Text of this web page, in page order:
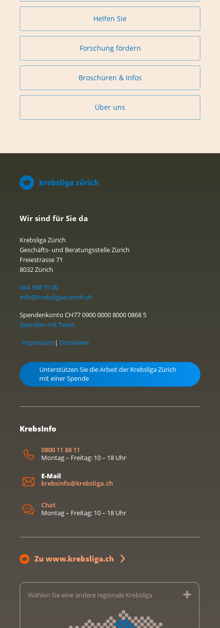
Helfen Sie
Forschung fördern
Broschüren & Infos
Über uns
Wir sind für Sie da
Krebsliga Zürich
Geschäfts- und Beratungsstelle Zürich
Freiestrasse 71
8032 Zürich
044 388 55 00
info@krebsligazuerich.ch
Spendenkonto CH77 0900 0000 8000 0868 5
Spenden mit Twint
Impressum | Disclaimer
Unterstützen Sie die Arbeit der Krebsliga Zürich
mit einer Spende
KrebsInfo
0800 11 88 11
Montag – Freitag: 10 – 18 Uhr
E-Mail
krebsinfo@krebsliga.ch
Chat
Montag – Freitag: 10 – 18 Uhr
Zu www.krebsliga.ch
Wählen Sie eine andere regionale Krebsliga